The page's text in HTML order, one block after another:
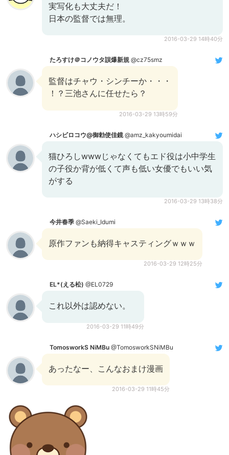
実写化も大丈夫だ！
日本の監督では無理。
2016-03-29 14時40分
たろすけ＠コノウタ誤爆新規 @cz75smz
監督はチャウ・シンチーか・・・
！？三池さんに任せたら？
2016-03-29 13時59分
ハシビロコウ@御勅使佳鏡 @amz_kakyoumidai
猫ひろしwwwじゃなくてもエド役は小中学生
の子役か背が低くて声も低い女優でもいい気
がする
2016-03-29 13時38分
今井春季 @Saeki_Idumi
原作ファンも納得キャスティングｗｗｗ
2016-03-29 12時25分
EL*(える松) @EL0729
これ以外は認めない。
2016-03-29 11時49分
TomosworkS NiMBu @TomosworkSNiMBu
あったなー、こんなおまけ漫画
2016-03-29 11時45分